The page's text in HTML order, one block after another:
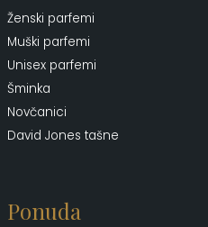
Ženski parfemi
Muški parfemi
Unisex parfemi
Šminka
Novčanici
David Jones tašne
Ponuda